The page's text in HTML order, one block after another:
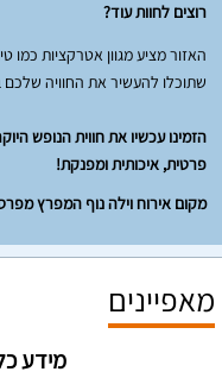
רוצים לחוות עוד?
האזור מציע מגוון אטרקציות כמו
שתוכלו להעשיר את החוויה שלכם
הזמינו עכשיו את חווית הנופש
פרטית, איכותית ומפנקת!
מקום אירוח וילה נוף המפרץ מפרסם
מאפיינים
מידע